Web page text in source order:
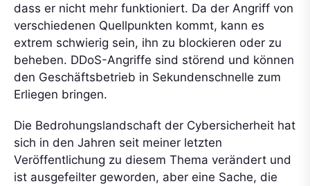
dass er nicht mehr funktioniert. Da der Angriff von
verschiedenen Quellpunkten kommt, kann es
extrem schwierig sein, ihn zu blockieren oder zu
beheben. DDoS-Angriffe sind störend und können
den Geschäftsbetrieb in Sekundenschnelle zum
Erliegen bringen.
Die Bedrohungslandschaft der Cybersicherheit hat
sich in den Jahren seit meiner letzten
Veröffentlichung zu diesem Thema verändert und
ist ausgefeilter geworden, aber eine Sache, die